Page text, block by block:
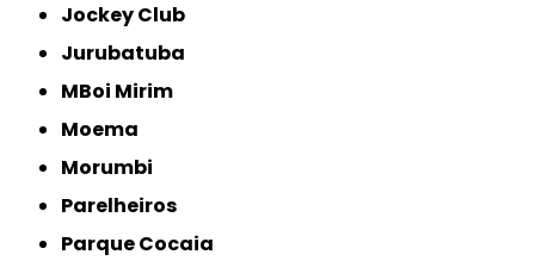
Jockey Club
Jurubatuba
MBoi Mirim
Moema
Morumbi
Parelheiros
Parque Cocaia